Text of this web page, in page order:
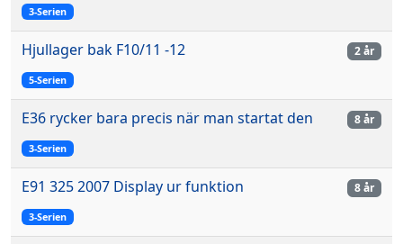
3-Serien
Hjullager bak F10/11 -12
5-Serien
2 år
E36 rycker bara precis när man startat den
3-Serien
8 år
E91 325 2007 Display ur funktion
3-Serien
8 år